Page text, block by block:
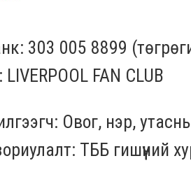
303 005 8899
FAN CLUB
Овог, нэр,
ТББ гишүүний